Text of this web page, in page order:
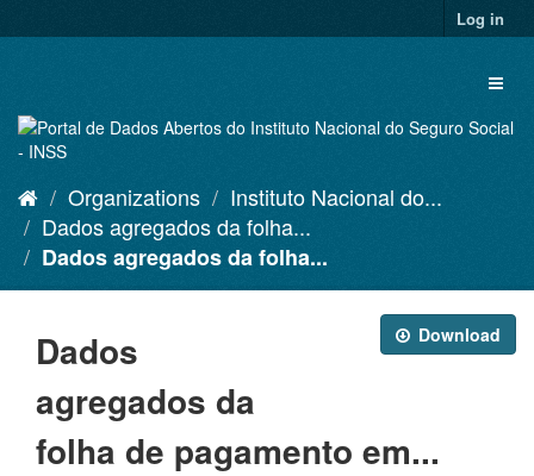
to
Log in
Organizations
Instituto Nacional do...
Dados agregados da folha...
Dados agregados da folha...
Download
Dados
agregados da
folha de pagamento em...